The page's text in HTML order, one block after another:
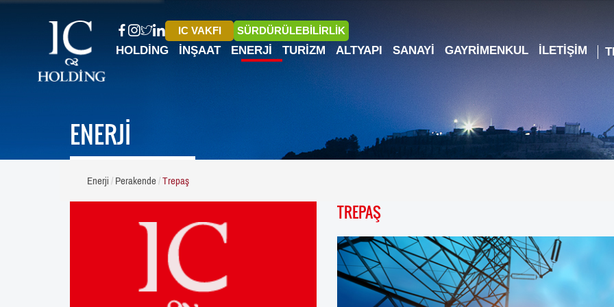
IC VAKFI SÜRDÜRÜLEBİLİRLİK
HOLDING İNŞAAT ENERJI TURIZM ALTYAPI SANAYI GAYRIMENKUL İLETIŞIM
ENERJİ
Enerji Perakende Trepaş
TREPAŞ